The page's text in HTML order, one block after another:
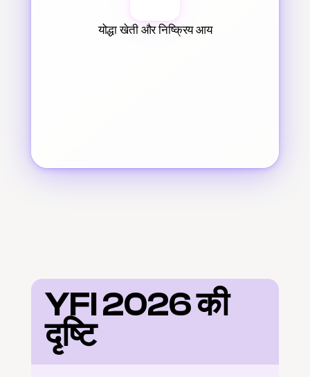
योद्धा खेती और निष्क्रिय आय
YFI 2026 की
दृष्टि